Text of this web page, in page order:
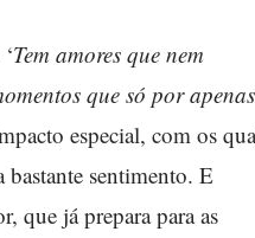
Tem amores que nem
que só por apenas
especial, com os
sentimento. E
que já prepara para as